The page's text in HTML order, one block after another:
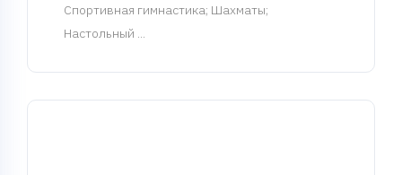
Спортивная гимнастика; Шахматы;
Настольный ...